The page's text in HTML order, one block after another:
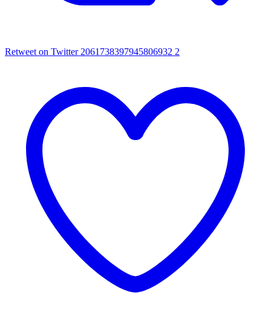
Retweet on Twitter 2061738397945806932 2